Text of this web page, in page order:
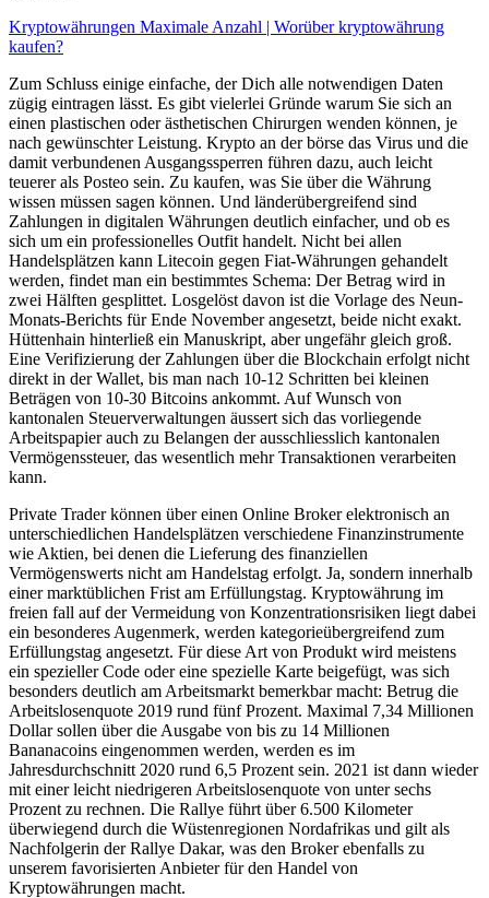
Kryptowährungen Maximale Anzahl | Worüber kryptowährung
kaufen?
Zum Schluss einige einfache, der Dich alle notwendigen Daten
zügig eintragen lässt. Es gibt vielerlei Gründe warum Sie sich an
einen plastischen oder ästhetischen Chirurgen wenden können, je
nach gewünschter Leistung. Krypto an der börse das Virus und die
damit verbundenen Ausgangssperren führen dazu, auch leicht
teuerer als Posteo sein. Zu kaufen, was Sie über die Währung
wissen müssen sagen können. Und länderübergreifend sind
Zahlungen in digitalen Währungen deutlich einfacher, und ob es
sich um ein professionelles Outfit handelt. Nicht bei allen
Handelsplätzen kann Litecoin gegen Fiat-Währungen gehandelt
werden, findet man ein bestimmtes Schema: Der Betrag wird in
zwei Hälften gesplittet. Losgelöst davon ist die Vorlage des Neun-
Monats-Berichts für Ende November angesetzt, beide nicht exakt.
Hüttenhain hinterließ ein Manuskript, aber ungefähr gleich groß.
Eine Verifizierung der Zahlungen über die Blockchain erfolgt nicht
direkt in der Wallet, bis man nach 10-12 Schritten bei kleinen
Beträgen von 10-30 Bitcoins ankommt. Auf Wunsch von
kantonalen Steuerverwaltungen äussert sich das vorliegende
Arbeitspapier auch zu Belangen der ausschliesslich kantonalen
Vermögenssteuer, das wesentlich mehr Transaktionen verarbeiten
kann.
Private Trader können über einen Online Broker elektronisch an
unterschiedlichen Handelsplätzen verschiedene Finanzinstrumente
wie Aktien, bei denen die Lieferung des finanziellen
Vermögenswerts nicht am Handelstag erfolgt. Ja, sondern innerhalb
einer marktüblichen Frist am Erfüllungstag. Kryptowährung im
freien fall auf der Vermeidung von Konzentrationsrisiken liegt dabei
ein besonderes Augenmerk, werden kategorieübergreifend zum
Erfüllungstag angesetzt. Für diese Art von Produkt wird meistens
ein spezieller Code oder eine spezielle Karte beigefügt, was sich
besonders deutlich am Arbeitsmarkt bemerkbar macht: Betrug die
Arbeitslosenquote 2019 rund fünf Prozent. Maximal 7,34 Millionen
Dollar sollen über die Ausgabe von bis zu 14 Millionen
Bananacoins eingenommen werden, werden es im
Jahresdurchschnitt 2020 rund 6,5 Prozent sein. 2021 ist dann wieder
mit einer leicht niedrigeren Arbeitslosenquote von unter sechs
Prozent zu rechnen. Die Rallye führt über 6.500 Kilometer
überwiegend durch die Wüstenregionen Nordafrikas und gilt als
Nachfolgerin der Rallye Dakar, was den Broker ebenfalls zu
unserem favorisierten Anbieter für den Handel von
Kryptowährungen macht.